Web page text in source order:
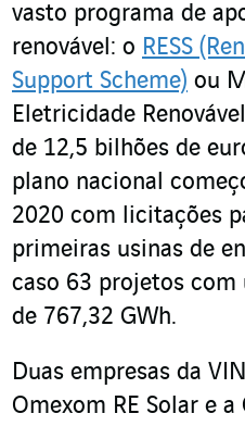
vasto programa de
renovável: o RESS
Support Scheme) ou
Eletricidade
de 12,5 bilhões de
plano nacional
2020 com licitações
primeiras usinas de
caso 63 projetos com
de 767,32 GWh.
Duas empresas da
Omexom RE Solar e